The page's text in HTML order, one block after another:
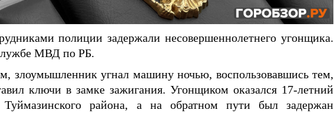
полиции задержали несовершеннолетнего угонщика.
МВД по РБ.
злоумышленник угнал машину ночью, воспользовавшись тем,
ключи в замке зажигания. Угонщиком оказался 17-летний
района, а на обратном пути был задержан